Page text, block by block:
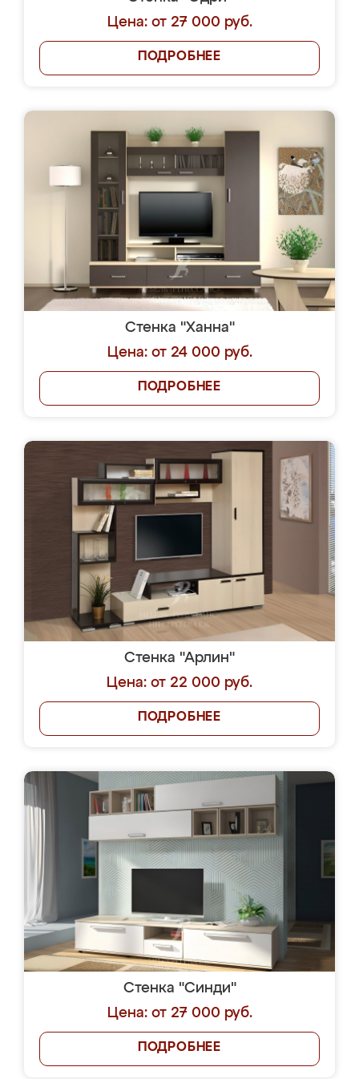
Цена: от 27 000 руб.
ПОДРОБНЕЕ
Стенка "Ханна"
Цена: от 24 000 руб.
ПОДРОБНЕЕ
Стенка "Арлин"
Цена: от 22 000 руб.
ПОДРОБНЕЕ
Стенка "Синди"
Цена: от 27 000 руб.
ПОДРОБНЕЕ